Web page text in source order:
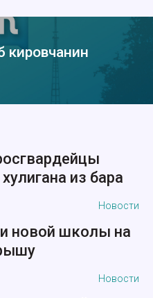
кировчанин
из бара
Новости
новой школы на
Новости